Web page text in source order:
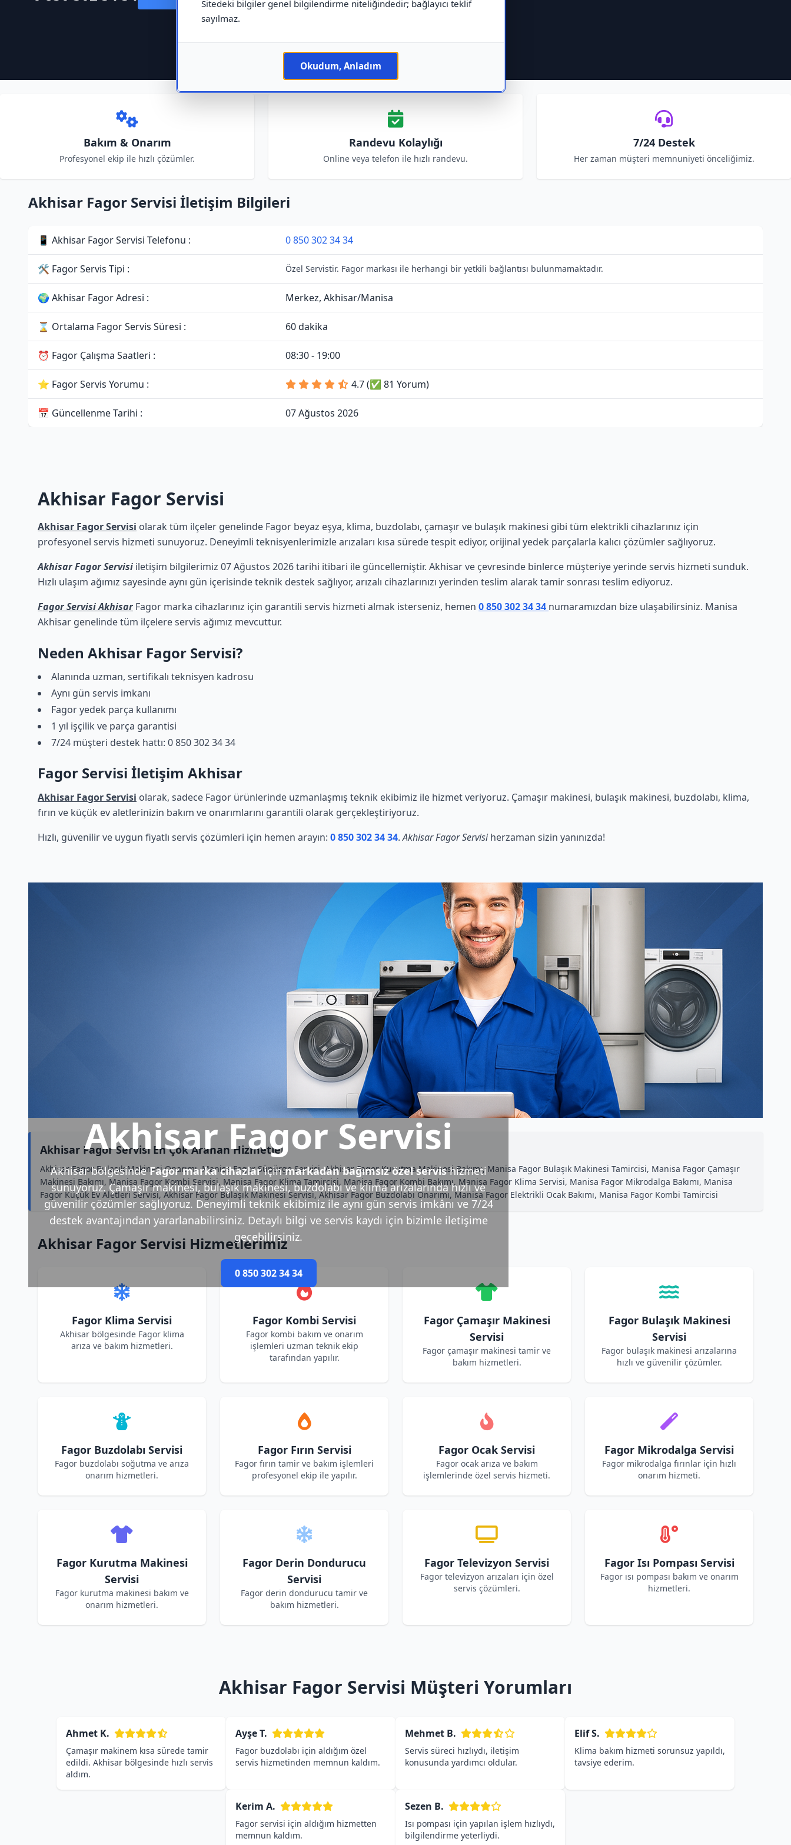
Sitedeki bilgiler genel bilgilendirme niteliğindedir; bağlayıcı teklif
sayılmaz.
Okudum, Anladım
Bakım & Onarım
Profesyonel ekip ile hızlı çözümler.
Randevu Kolaylığı
Online veya telefon ile hızlı randevu.
7/24 Destek
Her zaman müşteri memnuniyeti önceliğimiz.
Akhisar Fagor Servisi İletişim Bilgileri
📱 Akhisar Fagor Servisi Telefonu : 0 850 302 34 34
🛠 Fagor Servis Tipi : Özel Servistir. Fagor markası ile herhangi bir yetkili bağlantısı bulunmamaktadır.
🌍 Akhisar Fagor Adresi : Merkez, Akhisar/Manisa
⌛ Ortalama Fagor Servis Süresi : 60 dakika
⏰ Fagor Çalışma Saatleri : 08:30 - 19:00
⭐ Fagor Servis Yorumu : 4.7 (✅ 81 Yorum)
📅 Güncellenme Tarihi : 07 Ağustos 2026
Akhisar Fagor Servisi
Akhisar Fagor Servisi olarak tüm ilçeler genelinde Fagor beyaz eşya, klima, buzdolabı, çamaşır ve bulaşık makinesi gibi tüm elektrikli cihazlarınız için
profesyonel servis hizmeti sunuyoruz. Deneyimli teknisyenlerimizle arızaları kısa sürede tespit ediyor, orijinal yedek parçalarla kalıcı çözümler sağlıyoruz.
Akhisar Fagor Servisi iletişim bilgilerimiz 07 Ağustos 2026 tarihi itibari ile güncellemiştir. Akhisar ve çevresinde binlerce müşteriye yerinde servis hizmeti sunduk.
Hızlı ulaşım ağımız sayesinde aynı gün içerisinde teknik destek sağlıyor, arızalı cihazlarınızı yerinden teslim alarak tamir sonrası teslim ediyoruz.
Fagor Servisi AkhisarFagor marka cihazlarınız için garantili servis hizmeti almak isterseniz, hemen 0 850 302 34 34 numaramızdan bize ulaşabilirsiniz. Manisa
Akhisar genelinde tüm ilçelere servis ağımız mevcuttur.
Neden Akhisar Fagor Servisi?
Alanında uzman, sertifikalı teknisyen kadrosu
Aynı gün servis imkanı
Fagor yedek parça kullanımı
1 yıl işçilik ve parça garantisi
7/24 müşteri destek hattı: 0 850 302 34 34
Fagor Servisi İletişim Akhisar
Akhisar Fagor Servisi olarak, sadece Fagor ürünlerinde uzmanlaşmış teknik ekibimiz ile hizmet veriyoruz. Çamaşır makinesi, bulaşık makinesi, buzdolabı, klima,
fırın ve küçük ev aletlerinizin bakım ve onarımlarını garantili olarak gerçekleştiriyoruz.
Hızlı, güvenilir ve uygun fiyatlı servis çözümleri için hemen arayın: 0 850 302 34 34.Akhisar Fagor Servisiherzaman sizin yanınızda!
Akhisar Fagor Servisi
Akhisar bölgesindeFagor marka cihazlariçinmarkadan bağımsız özel servishizmeti
sunuyoruz. Çamaşır makinesi, bulaşık makinesi, buzdolabı ve klima arızalarında hızlı ve
güvenilir çözümler sağlıyoruz. Deneyimli teknik ekibimiz ile aynı gün servis imkânı ve 7/24
destek avantajından yararlanabilirsiniz. Detaylı bilgi ve servis kaydı için bizimle iletişime
geçebilirsiniz.
0 850 302 34 34
Akhisar Fagor Servisi En Çok Aranan Hizmetler
Akhisar Fagor Bulaşık Makinesi Onarımı, Manisa Fagor Süpürge Servisi, Akhisar Fagor Kurutma Makinesi Bakımı, Manisa Fagor Bulaşık Makinesi Tamircisi, Manisa Fagor Çamaşır
Makinesi Bakımı, Manisa Fagor Kombi Servisi, Manisa Fagor Klima Tamircisi, Manisa Fagor Kombi Bakımı, Manisa Fagor Klima Servisi, Manisa Fagor Mikrodalga Bakımı, Manisa
Fagor Küçük Ev Aletleri Servisi, Akhisar Fagor Bulaşık Makinesi Servisi, Akhisar Fagor Buzdolabı Onarımı, Manisa Fagor Elektrikli Ocak Bakımı, Manisa Fagor Kombi Tamircisi
Akhisar Fagor Servisi Hizmetlerimiz
Fagor Klima Servisi
Akhisar bölgesinde Fagor klima
arıza ve bakım hizmetleri.
Fagor Kombi Servisi
Fagor kombi bakım ve onarım
işlemleri uzman teknik ekip
tarafından yapılır.
Fagor Çamaşır Makinesi
Servisi
Fagor çamaşır makinesi tamir ve
bakım hizmetleri.
Fagor Bulaşık Makinesi
Servisi
Fagor bulaşık makinesi arızalarına
hızlı ve güvenilir çözümler.
Fagor Buzdolabı Servisi
Fagor buzdolabı soğutma ve arıza
onarım hizmetleri.
Fagor Fırın Servisi
Fagor fırın tamir ve bakım işlemleri
profesyonel ekip ile yapılır.
Fagor Ocak Servisi
Fagor ocak arıza ve bakım
işlemlerinde özel servis hizmeti.
Fagor Mikrodalga Servisi
Fagor mikrodalga fırınlar için hızlı
onarım hizmeti.
Fagor Kurutma Makinesi
Servisi
Fagor kurutma makinesi bakım ve
onarım hizmetleri.
Fagor Derin Dondurucu
Servisi
Fagor derin dondurucu tamir ve
bakım hizmetleri.
Fagor Televizyon Servisi
Fagor televizyon arızaları için özel
servis çözümleri.
Fagor Isı Pompası Servisi
Fagor ısı pompası bakım ve onarım
hizmetleri.
Akhisar Fagor Servisi Müşteri Yorumları
Ahmet K.
Çamaşır makinem kısa sürede tamir
edildi. Akhisar bölgesinde hızlı servis
aldım.
Ayşe T.
Fagor buzdolabı için aldığım özel
servis hizmetinden memnun kaldım.
Mehmet B.
Servis süreci hızlıydı, iletişim
konusunda yardımcı oldular.
Elif S.
Klima bakım hizmeti sorunsuz yapıldı,
tavsiye ederim.
Kerim A.
Fagor servisi için aldığım hizmetten
memnun kaldım.
Sezen B.
Isı pompası için yapılan işlem hızlıydı,
bilgilendirme yeterliydi.